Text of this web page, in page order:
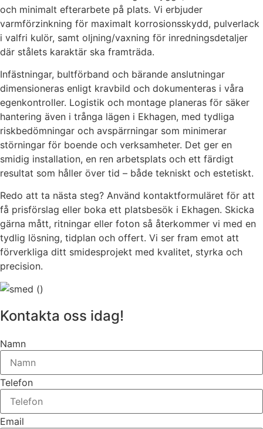
och minimalt efterarbete på plats. Vi erbjuder
varmförzinkning för maximalt korrosionsskydd, pulverlack
i valfri kulör, samt oljning/vaxning för inredningsdetaljer
där stålets karaktär ska framträda.
Infästningar, bultförband och bärande anslutningar
dimensioneras enligt kravbild och dokumenteras i våra
egenkontroller. Logistik och montage planeras för säker
hantering även i trånga lägen i Ekhagen, med tydliga
riskbedömningar och avspärrningar som minimerar
störningar för boende och verksamheter. Det ger en
smidig installation, en ren arbetsplats och ett färdigt
resultat som håller över tid – både tekniskt och estetiskt.
Redo att ta nästa steg? Använd kontaktformuläret för att
få prisförslag eller boka ett platsbesök i Ekhagen. Skicka
gärna mått, ritningar eller foton så återkommer vi med en
tydlig lösning, tidplan och offert. Vi ser fram emot att
förverkliga ditt smidesprojekt med kvalitet, styrka och
precision.
Kontakta oss idag!
Namn
Telefon
Email